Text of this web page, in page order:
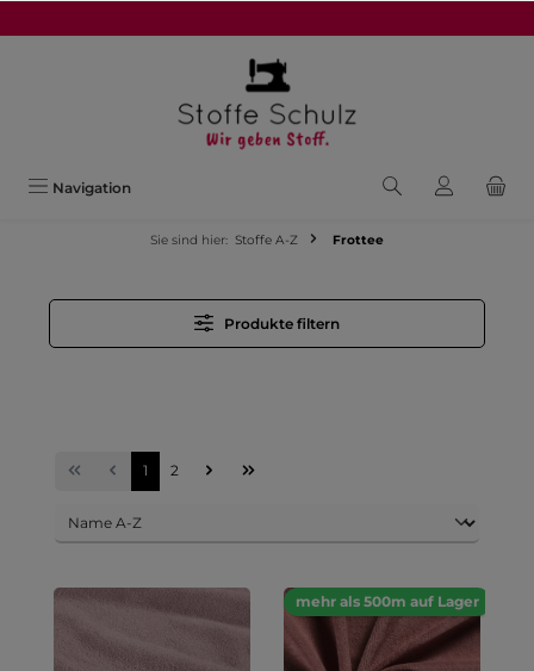
Navigation
Sie sind hier: Stoffe A-Z Frottee
Produkte filtern
1 2
mehr als 500m auf Lager